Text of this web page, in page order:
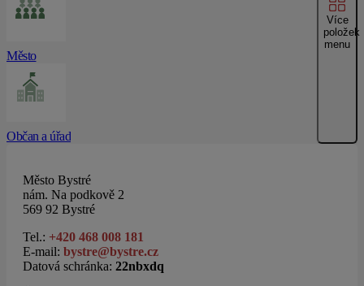
Město
Občan a úřad
Více
položek
menu
Město Bystré
nám. Na podkově 2
569 92 Bystré
Tel.: +420 468 008 181
E-mail: bystre@bystre.cz
Datová schránka: 22nbxdq